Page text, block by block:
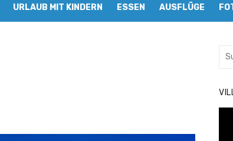
URLAUB MIT KINDERN ESSEN AUSFLÜGE